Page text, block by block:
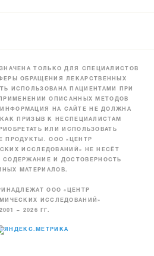
ТОЛЬКО ДЛЯ СПЕЦИАЛИСТОВ
ОБРАЩЕНИЯ ЛЕКАРСТВЕННЫХ
ИСПОЛЬЗОВАНА ПАЦИЕНТАМИ ПРИ
ОПИСАННЫХ МЕТОДОВ
НА САЙТЕ НЕ ДОЛЖНА
ПРИЗЫВ К НЕСПЕЦИАЛИСТАМ
ИЛИ ИСПОЛЬЗОВАТЬ
ПРОДУКТЫ. ООО «ЦЕНТР
ИССЛЕДОВАНИЙ» НЕ НЕСЁТ
СОДЕРЖАНИЕ И ДОСТОВЕРНОСТЬ
МАТЕРИАЛОВ.
ООО «ЦЕНТР
ИССЛЕДОВАНИЙ»
– 2026 ГГ.